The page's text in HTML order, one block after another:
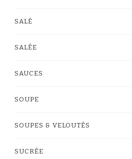
SALÉ
SALÉE
SAUCES
SOUPE
SOUPES & VELOUTÉS
SUCRÉE